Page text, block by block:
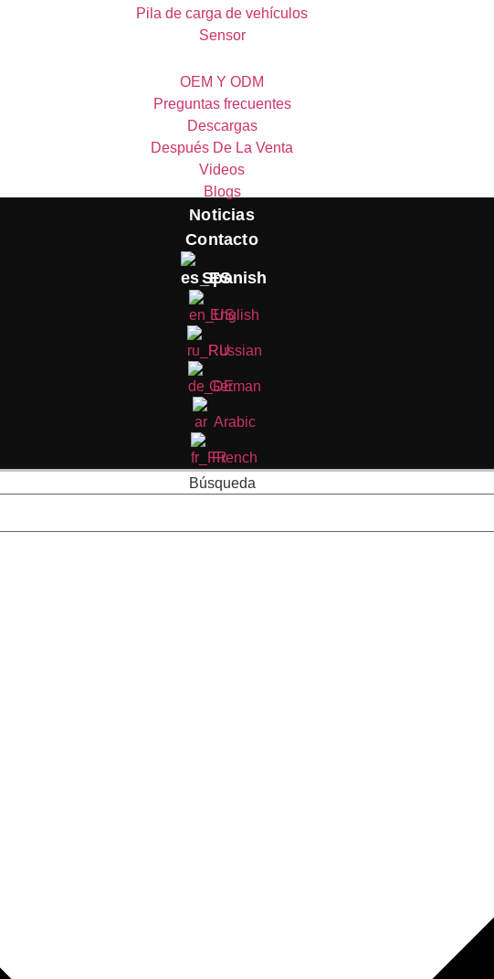
Pila de carga de vehículos
Sensor
OEM Y ODM
Preguntas frecuentes
Descargas
Después De La Venta
Videos
Blogs
Noticias
Contacto
Spanish
English
Russian
German
Arabic
French
Búsqueda